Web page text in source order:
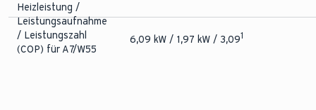
Heizleistung /
Leistungsaufnahme
/ Leistungszahl
(COP) für A7/W55
6,09 kW / 1,97 kW / 3,091